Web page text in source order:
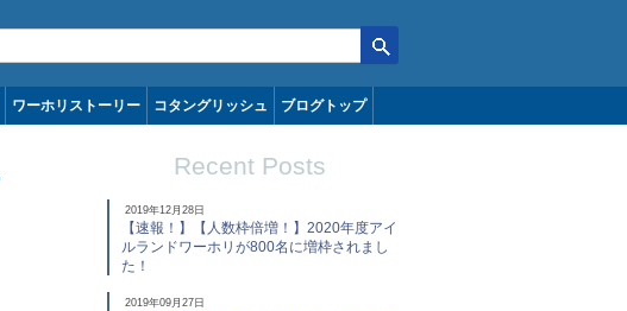
ワーホリストーリー コタングリッシュ ブログトップ
Recent Posts
2019年12月28日
【速報！】【人数枠倍増！】2020年度アイ
ルランドワーホリが800名に増枠されまし
た！
2019年09月27日